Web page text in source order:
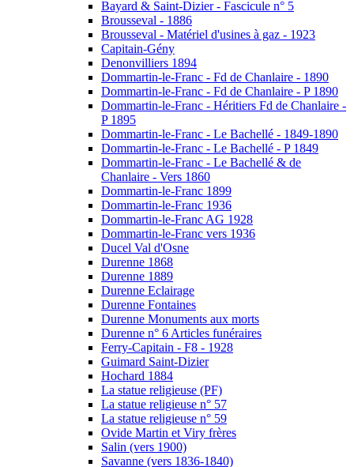
Bayard & Saint-Dizier - Fascicule n° 5
Brousseval - 1886
Brousseval - Matériel d'usines à gaz - 1923
Capitain-Gény
Denonvilliers 1894
Dommartin-le-Franc - Fd de Chanlaire - 1890
Dommartin-le-Franc - Fd de Chanlaire - P 1890
Dommartin-le-Franc - Héritiers Fd de Chanlaire -
P 1895
Dommartin-le-Franc - Le Bachellé - 1849-1890
Dommartin-le-Franc - Le Bachellé - P 1849
Dommartin-le-Franc - Le Bachellé & de
Chanlaire - Vers 1860
Dommartin-le-Franc 1899
Dommartin-le-Franc 1936
Dommartin-le-Franc AG 1928
Dommartin-le-Franc vers 1936
Ducel Val d'Osne
Durenne 1868
Durenne 1889
Durenne Eclairage
Durenne Fontaines
Durenne Monuments aux morts
Durenne n° 6 Articles funéraires
Ferry-Capitain - F8 - 1928
Guimard Saint-Dizier
Hochard 1884
La statue religieuse (PF)
La statue religieuse n° 57
La statue religieuse n° 59
Ovide Martin et Viry frères
Salin (vers 1900)
Savanne (vers 1836-1840)